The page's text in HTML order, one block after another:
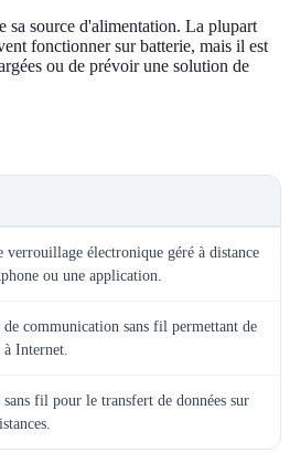
sa source d'alimentation. La plupart
fonctionner sur batterie, mais il est
ou de prévoir une solution de
verrouillage électronique géré à distance
ou une application.
de communication sans fil permettant de
à Internet.
fil pour le transfert de données sur